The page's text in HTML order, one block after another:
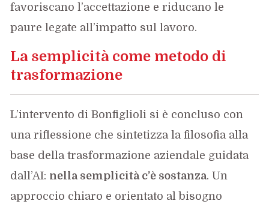
favoriscano l’accettazione e riducano le
paure legate all’impatto sul lavoro.
La semplicità come metodo di
trasformazione
L’intervento di Bonfiglioli si è concluso con
una riflessione che sintetizza la filosofia alla
base della trasformazione aziendale guidata
dall’AI: nella semplicità c’è sostanza. Un
approccio chiaro e orientato al bisogno